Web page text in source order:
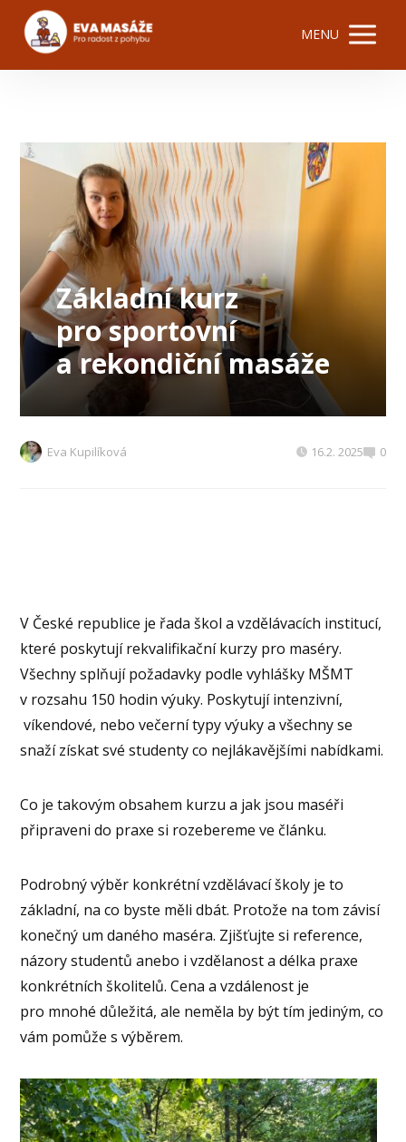
MENU
Základní kurz
pro sportovní
a rekondiční masáže
Eva Kupilíková 16.2. 2025 0
V České republice je řada škol a vzdělávacích institucí,
které poskytují rekvalifikační kurzy pro maséry.
Všechny splňují požadavky podle vyhlášky MŠMT
v rozsahu 150 hodin výuky. Poskytují intenzivní,
víkendové, nebo večerní typy výuky a všechny se
snaží získat své studenty co nejlákavějšími nabídkami.
Co je takovým obsahem kurzu a jak jsou maséři
připraveni do praxe si rozebereme ve článku.
Podrobný výběr konkrétní vzdělávací školy je to
základní, na co byste měli dbát. Protože na tom závisí
konečný um daného maséra. Zjišťujte si reference,
názory studentů anebo i vzdělanost a délka praxe
konkrétních školitelů. Cena a vzdálenost je
pro mnohé důležitá, ale neměla by být tím jediným, co
vám pomůže s výběrem.